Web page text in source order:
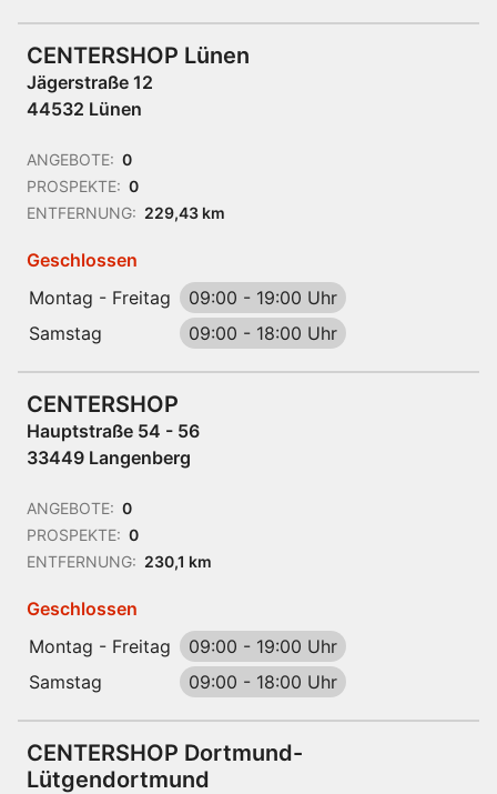
CENTERSHOP Lünen
Jägerstraße 12
44532 Lünen
ANGEBOTE: 0
PROSPEKTE: 0
ENTFERNUNG: 229,43 km
Geschlossen
Montag - Freitag
09:00 - 19:00 Uhr
Samstag
09:00 - 18:00 Uhr
CENTERSHOP
Hauptstraße 54 - 56
33449 Langenberg
ANGEBOTE: 0
PROSPEKTE: 0
ENTFERNUNG: 230,1 km
Geschlossen
Montag - Freitag
09:00 - 19:00 Uhr
Samstag
09:00 - 18:00 Uhr
CENTERSHOP Dortmund-
Lütgendortmund